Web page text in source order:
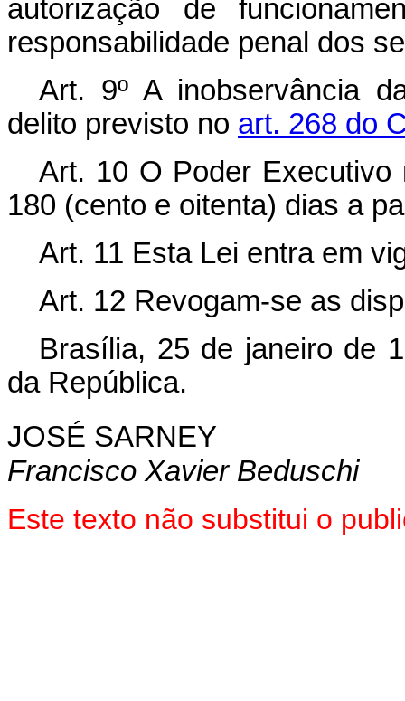
autorização de
responsabilidade penal dos
Art. 9º A inobservância
delito previsto no art. 268 do
Art. 10 O Poder
180 (cento e oitenta) dias a
Art. 11 Esta Lei entra em
Art. 12 Revogam-se as
Brasília, 25 de janeiro de
da República.
JOSÉ SARNEY
Francisco Xavier Beduschi
Este texto não substitui o